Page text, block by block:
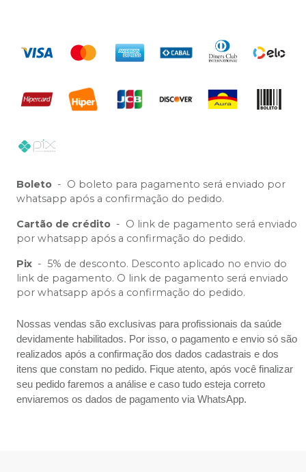
Boleto - O boleto para pagamento será enviado por
whatsapp após a confirmação do pedido.
Cartão de crédito - O link de pagamento será enviado
por whatsapp após a confirmação do pedido.
Pix - 5% de desconto. Desconto aplicado no envio do
link de pagamento. O link de pagamento será enviado
por whatsapp após a confirmação do pedido.
Nossas vendas são exclusivas para profissionais da saúde
devidamente habilitados. Por isso, o pagamento e envio só são
realizados após a confirmação dos dados cadastrais e dos
itens que constam no pedido. Fique atento, após você finalizar
seu pedido faremos a análise e caso tudo esteja correto
enviaremos os dados de pagamento via WhatsApp.